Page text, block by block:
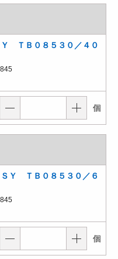
ＴＢ０８５３０／４０
個
Ｙ ＴＢ０８５３０／６
個